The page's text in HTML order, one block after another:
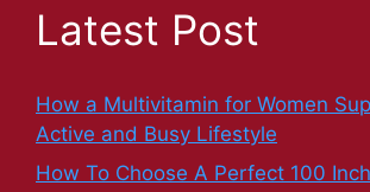
Latest Post
How a Multivitamin for Women
Active and Busy Lifestyle
How To Choose A Perfect 100